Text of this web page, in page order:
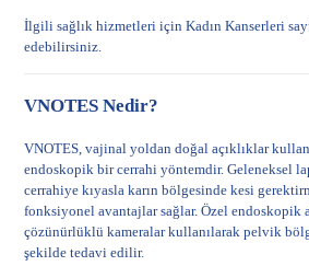
İlgili sağlık hizmetleri içinKadın Kanserleri
edebilirsiniz.
VNOTES Nedir?
VNOTES, vajinal yoldan doğal açıklıklar
endoskopik bir cerrahi yöntemdir. Geleneksel
cerrahiye kıyasla karın bölgesinde kesi
fonksiyonel avantajlar sağlar. Özel endoskopik
çözünürlüklü kameralar kullanılarak pelvik
şekilde tedavi edilir.